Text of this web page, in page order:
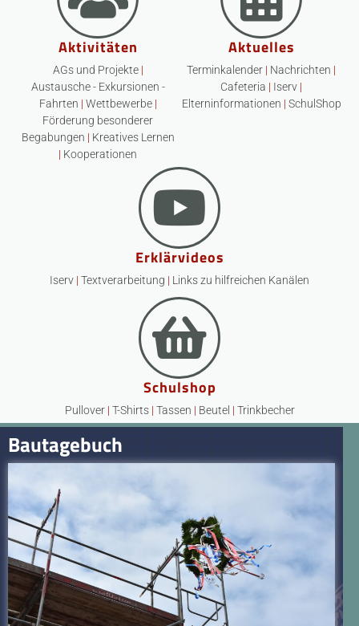
Aktivitäten
AGs und Projekte |
Austausche - Exkursionen -
Fahrten | Wettbewerbe |
Förderung besonderer
Begabungen | Kreatives Lernen
| Kooperationen
Aktuelles
Terminkalender | Nachrichten |
Cafeteria | Iserv |
Elterninformationen | SchulShop
Erklärvideos
Iserv | Textverarbeitung | Links zu hilfreichen Kanälen
Schulshop
Pullover | T-Shirts | Tassen | Beutel | Trinkbecher
Bautagebuch